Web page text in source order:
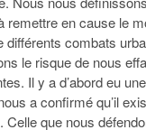
en cause le
combats
le risque de nous
Il y a d’abord eu
a confirmé qu’il
que nous